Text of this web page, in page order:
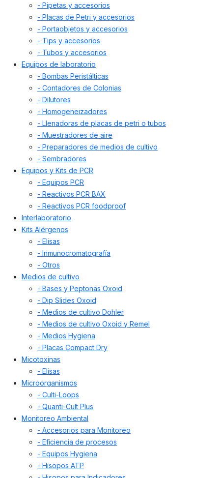
- Pipetas y accesorios
- Placas de Petri y accesorios
- Portaobjetos y accesorios
- Tips y accesorios
- Tubos y accesorios
Equipos de laboratorio
- Bombas Peristálticas
- Contadores de Colonias
- Dilutores
- Homogeneizadores
- Llenadoras de placas de petri o tubos
- Muestradores de aire
- Preparadores de medios de cultivo
- Sembradores
Equipos y Kits de PCR
- Equipos PCR
- Reactivos PCR BAX
- Reactivos PCR foodproof
Interlaboratorio
Kits Alérgenos
- Elisas
- Inmunocromatografía
- Otros
Medios de cultivo
- Bases y Peptonas Oxoid
- Dip Slides Oxoid
- Medios de cultivo Dohler
- Medios de cultivo Oxoid y Remel
- Medios Hygiena
- Placas Compact Dry
Micotoxinas
- Elisas
Microorganismos
- Culti-Loops
- Quanti-Cult Plus
Monitoreo Ambiental
- Accesorios para Monitoreo
- Eficiencia de procesos
- Equipos Hygiena
- Hisopos ATP